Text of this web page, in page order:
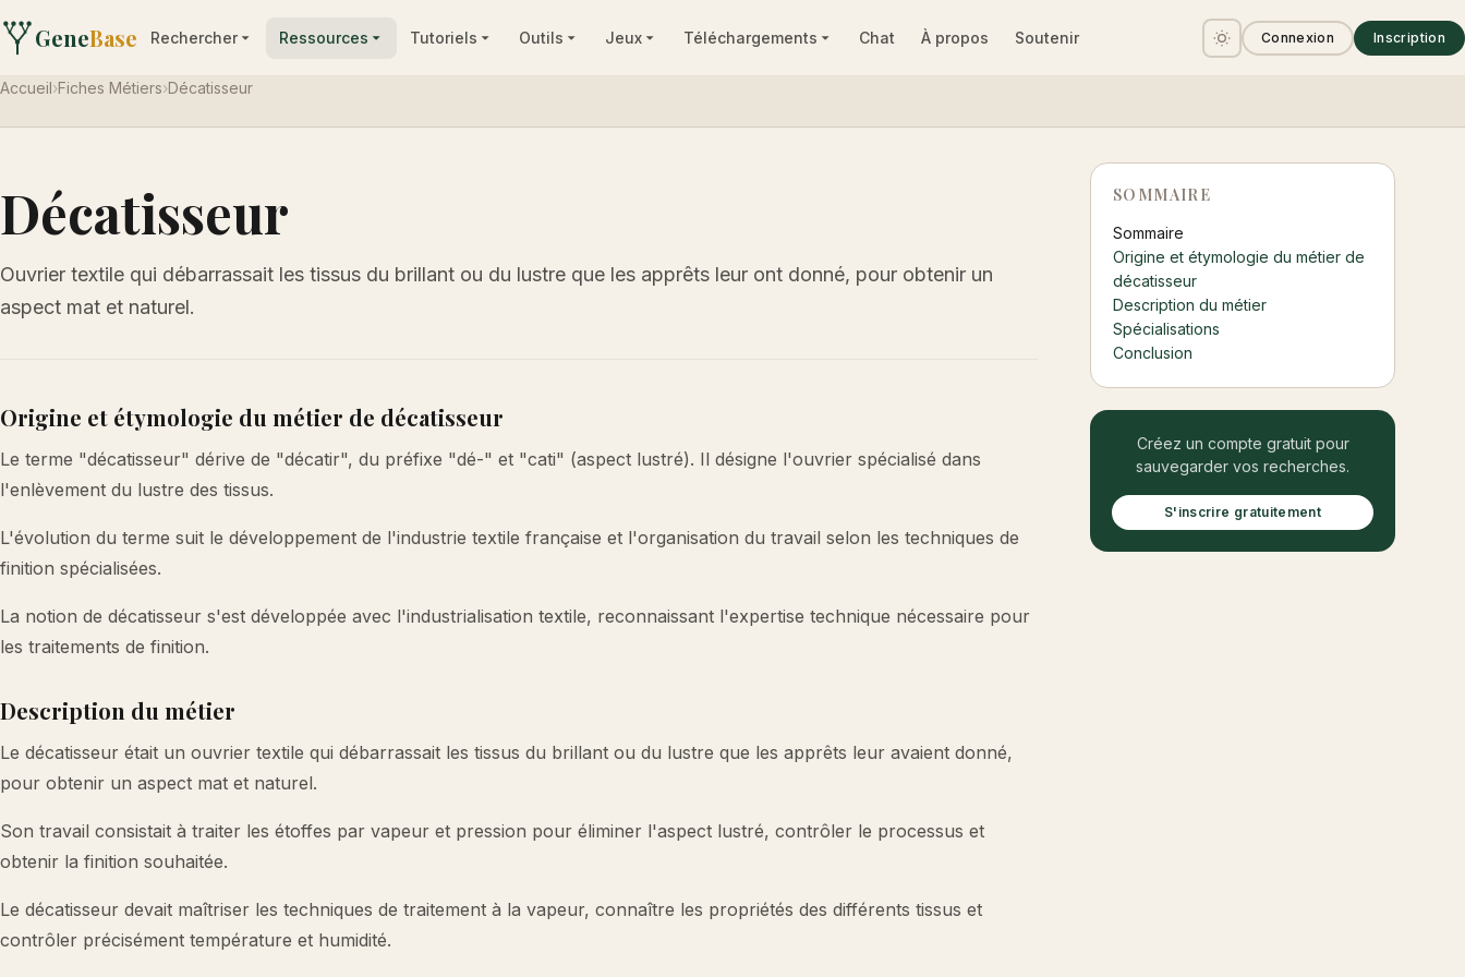
GeneBase Rechercher Ressources Tutoriels Outils Jeux Téléchargements Chat À propos Soutenir Connexion Inscription
Accueil›Fiches Métiers›Décatisseur
Décatisseur
Ouvrier textile qui débarrassait les tissus du brillant ou du lustre que les apprêts leur ont donné, pour obtenir un
aspect mat et naturel.
Origine et étymologie du métier de décatisseur
Le terme "décatisseur" dérive de "décatir", du préfixe "dé-" et "cati" (aspect lustré). Il désigne l'ouvrier spécialisé dans
l'enlèvement du lustre des tissus.
L'évolution du terme suit le développement de l'industrie textile française et l'organisation du travail selon les techniques de
finition spécialisées.
La notion de décatisseur s'est développée avec l'industrialisation textile, reconnaissant l'expertise technique nécessaire pour
les traitements de finition.
Description du métier
Le décatisseur était un ouvrier textile qui débarrassait les tissus du brillant ou du lustre que les apprêts leur avaient donné,
pour obtenir un aspect mat et naturel.
Son travail consistait à traiter les étoffes par vapeur et pression pour éliminer l'aspect lustré, contrôler le processus et
obtenir la finition souhaitée.
Le décatisseur devait maîtriser les techniques de traitement à la vapeur, connaître les propriétés des différents tissus et
contrôler précisément température et humidité.
SOMMAIRE
Sommaire
Origine et étymologie du métier de
décatisseur
Description du métier
Spécialisations
Conclusion
Créez un compte gratuit pour
sauvegarder vos recherches.
S'inscrire gratuitement